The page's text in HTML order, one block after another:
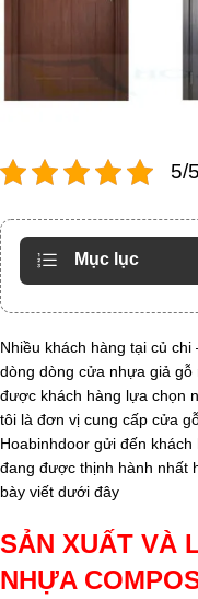
5/
Mục lục
Nhiều khách hàng tại củ
dòng dòng cửa nhựa giả
được khách hàng lựa chọn
tôi là đơn vị cung cấp cửa
Hoabinhdoor gửi đến khách
đang được thịnh hành nhất
bày viết dưới đây
SẢN XUẤT VÀ
NHỰA